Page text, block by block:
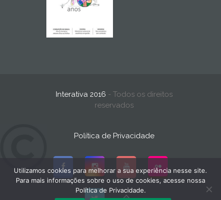
Interativa 2016 - Todos os direitos
reservados
Política de Privacidade
Utilizamos cookies para melhorar a sua experiência nesse site.
Para mais informações sobre o uso de cookies, acesse nossa
Política de Privacidade.